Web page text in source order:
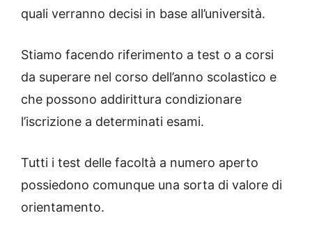
quali verranno decisi in base all’università.
Stiamo facendo riferimento a test o a corsi
da superare nel corso dell’anno scolastico e
che possono addirittura condizionare
l’iscrizione a determinati esami.
Tutti i test delle facoltà a numero aperto
possiedono comunque una sorta di valore di
orientamento.